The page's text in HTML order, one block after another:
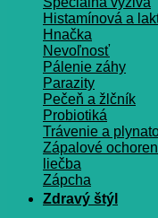
Histamínová a
Hnačka
Nevoľnosť
Pálenie záhy
Parazity
Pečeň a žlčník
Probiotiká
Trávenie a
Zápalové
liečba
Zápcha
Zdravý štýl